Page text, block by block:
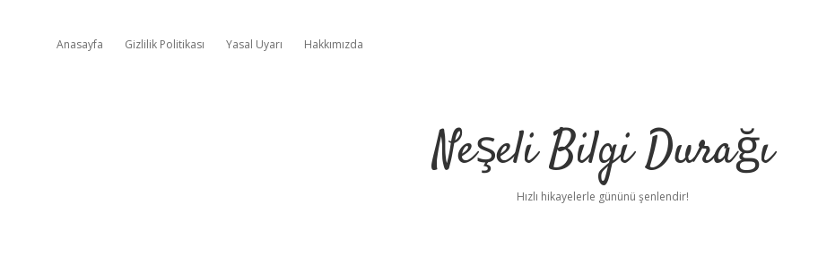
Anasayfa Gizlilik Politikası Yasal Uyarı Hakkımızda
Neşeli Bilgi Durağı
Hızlı hikayelerle gününü şenlendir!